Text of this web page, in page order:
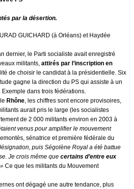
par la désertion.
GUICHARD (à Orléans) et Haydée
dernier, le Parti socialiste avait enregistré
militants, attirés par l’inscription en
de choisir le candidat à la présidentielle. Six
gagne la direction du PS qui assiste à un
. Exemple dans trois fédérations.
Rhône, les chiffres sont encore provisoires,
aurait pris le large (les socialistes
de 2 000 militants environ en 2003 à
venus pour amplifier le mouvement
sénatrice et première fédérale du
puis Ségolène Royal a été battue
Je crois même que certains d’entre eux
Ce que les militants du Mouvement
ont dégagé une autre tendance, plus